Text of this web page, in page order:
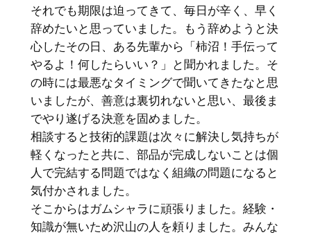
それでも期限は迫ってきて、毎日が辛く、早く
辞めたいと思っていました。もう辞めようと決
心したその日、ある先輩から「柿沼！手伝って
やるよ！何したらいい？」と聞かれました。そ
の時には最悪なタイミングで聞いてきたなと思
いましたが、善意は裏切れないと思い、最後ま
でやり遂げる決意を固めました。
相談すると技術的課題は次々に解決し気持ちが
軽くなったと共に、部品が完成しないことは個
人で完結する問題ではなく組織の問題になると
気付かされました。
そこからはガムシャラに頑張りました。経験・
知識が無いため沢山の人を頼りました。みんな